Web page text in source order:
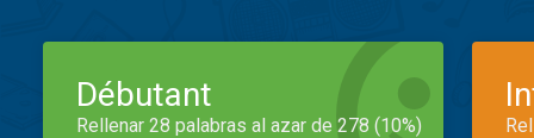
Débutant
Rellenar 28 palabras al azar de 278 (10%)